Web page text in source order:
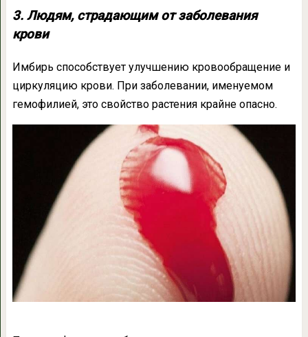
3. Людям, страдающим от заболевания
крови
Имбирь способствует улучшению кровообращение и
циркуляцию крови. При заболевании, именуемом
гемофилией, это свойство растения крайне опасно.